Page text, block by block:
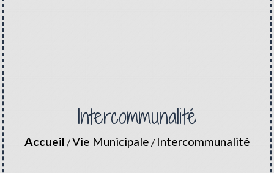
Intercommunalité
Accueil /Vie Municipale / Intercommunalité